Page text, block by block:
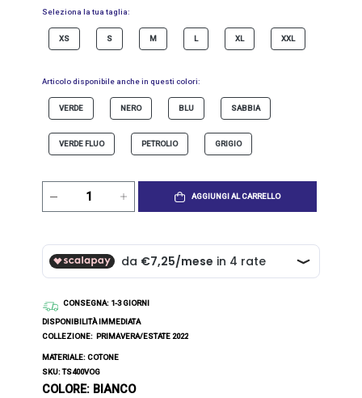
Seleziona la tua taglia:
XS S M L XL XXL
Articolo disponibile anche in questi colori:
VERDE NERO BLU SABBIA
VERDE FLUO PETROLIO GRIGIO
AGGIUNGI AL CARRELLO
CONSEGNA: 1-3 GIORNI
DISPONIBILITÀ IMMEDIATA
COLLEZIONE: PRIMAVERA/ESTATE 2022
MATERIALE: COTONE
SKU: TS400VOG
COLORE: BIANCO